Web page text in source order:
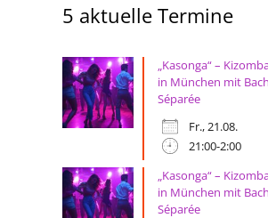
5 aktuelle Termine
„Kasonga“ –
in München mit
Séparée
Fr., 21.08.
21:00-2:00
„Kasonga“ –
in München mit
Séparée